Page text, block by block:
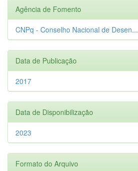
Agência de Fomento
CNPq - Conselho Nacional de Desen...
Data de Publicação
2017
Data de Disponibilização
2023
Formato do Arquivo